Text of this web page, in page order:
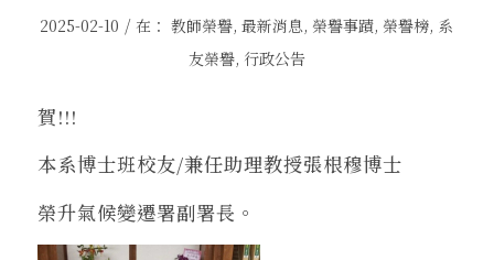
2025-02-10 / 在：教師榮譽,最新消息, 榮譽事蹟, 榮譽榜, 系
友榮譽, 行政公告
賀!!!
本系博士班校友/兼任助理教授張根穆博士
榮升氣候變遷署副署長。